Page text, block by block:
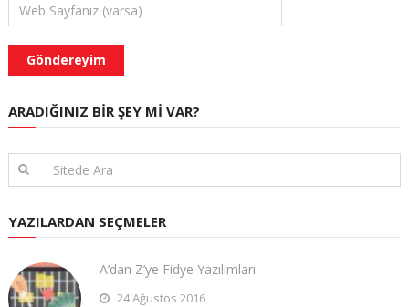
ARADIĞINIZ BIR ŞEY MI VAR?
YAZILARDAN SEÇMELER
A’dan Z’ye Fidye Yazılımları
24 Ağustos 2016